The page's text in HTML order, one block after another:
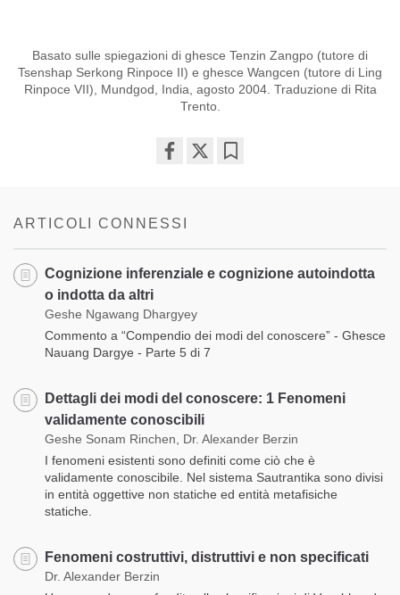
Basato sulle spiegazioni di ghesce Tenzin Zangpo (tutore di
Tsenshap Serkong Rinpoce II) e ghesce Wangcen (tutore di Ling
Rinpoce VII), Mundgod, India, agosto 2004. Traduzione di Rita
Trento.
ARTICOLI CONNESSI
Cognizione inferenziale e cognizione autoindotta
o indotta da altri
Geshe Ngawang Dhargyey
Commento a “Compendio dei modi del conoscere” - Ghesce
Nauang Dargye - Parte 5 di 7
Dettagli dei modi del conoscere: 1 Fenomeni
validamente conoscibili
Geshe Sonam Rinchen, Dr. Alexander Berzin
I fenomeni esistenti sono definiti come ciò che è
validamente conoscibile. Nel sistema Sautrantika sono divisi
in entità oggettive non statiche ed entità metafisiche
statiche.
Fenomeni costruttivi, distruttivi e non specificati
Dr. Alexander Berzin